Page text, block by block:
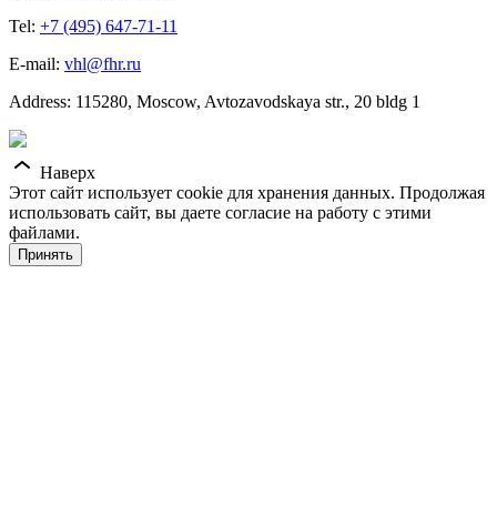
Tel: +7 (495) 647-71-11
E-mail: vhl@fhr.ru
Address: 115280, Moscow, Avtozavodskaya str., 20 bldg 1
Наверх
Этот сайт использует cookie для хранения данных. Продолжая
использовать сайт, вы даете согласие на работу с этими
файлами.
Принять